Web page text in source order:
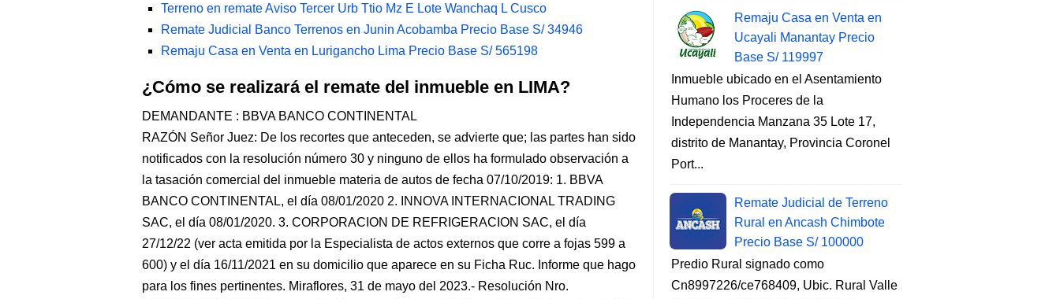
Terreno en remate Aviso Tercer Urb Ttio Mz E Lote Wanchaq L Cusco
Remate Judicial Banco Terrenos en Junin Acobamba Precio Base S/ 34946
Remaju Casa en Venta en Lurigancho Lima Precio Base S/ 565198
¿Cómo se realizará el remate del inmueble en LIMA?
DEMANDANTE : BBVA BANCO CONTINENTAL
RAZÓN Señor Juez: De los recortes que anteceden, se advierte que; las partes han sido
notificados con la resolución número 30 y ninguno de ellos ha formulado observación a
la tasación comercial del inmueble materia de autos de fecha 07/10/2019: 1. BBVA
BANCO CONTINENTAL, el día 08/01/2020 2. INNOVA INTERNACIONAL TRADING
SAC, el día 08/01/2020. 3. CORPORACION DE REFRIGERACION SAC, el día
27/12/22 (ver acta emitida por la Especialista de actos externos que corre a fojas 599 a
600) y el día 16/11/2021 en su domicilio que aparece en su Ficha Ruc. Informe que hago
para los fines pertinentes. Miraflores, 31 de mayo del 2023.- Resolución Nro.
Remaju Casa en Venta en
Ucayali Manantay Precio
Base S/ 119997
Inmueble ubicado en el Asentamiento
Humano los Proceres de la
Independencia Manzana 35 Lote 17,
distrito de Manantay, Provincia Coronel
Port...
Remate Judicial de Terreno
Rural en Ancash Chimbote
Precio Base S/ 100000
Predio Rural signado como
Cn8997226/ce768409, Ubic. Rural Valle